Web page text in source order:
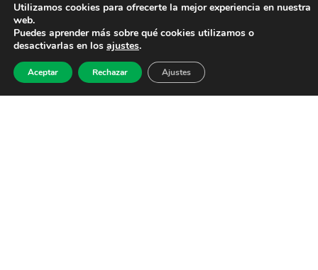
Utilizamos cookies para ofrecerte la mejor experiencia en nuestra
web.
Puedes aprender más sobre qué cookies utilizamos o
desactivarlas en los ajustes.
Aceptar Rechazar Ajustes